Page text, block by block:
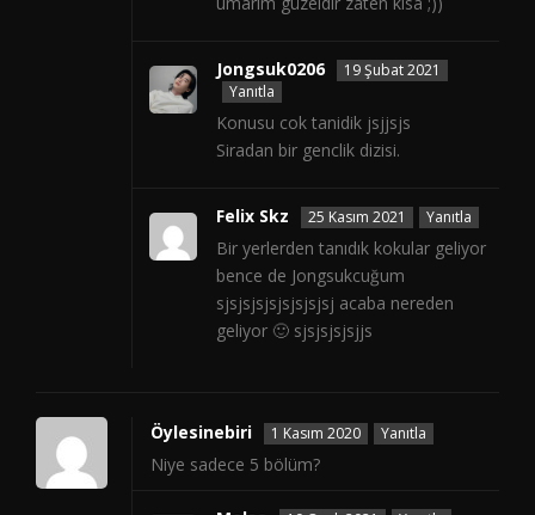
Jongsuk0206
19 Şubat 2021
Yanıtla
Konusu cok tanidik jsjjsjs
Siradan bir genclik dizisi.
Felix Skz 25 Kasım 2021 Yanıtla
Bir yerlerden tanıdık kokular geliyor
bence de Jongsukcuğum
sjsjsjsjsjsjsjsjsj acaba nereden
geliyor 🙂 sjsjsjsjsjjs
Öylesinebiri 1 Kasım 2020 Yanıtla
Niye sadece 5 bölüm?